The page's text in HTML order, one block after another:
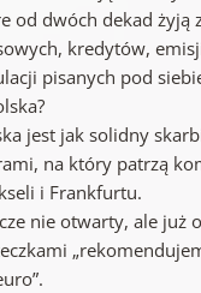
od dwóch dekad żyją
kredytów,
pisanych pod
jest jak solidny
na który patrzą
i Frankfurtu.
nie otwarty, ale już